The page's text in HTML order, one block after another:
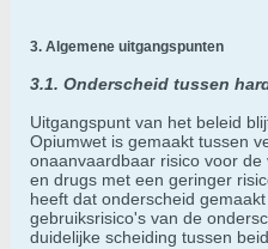
3. Algemene uitgangspunten
3.1. Onderscheid tussen
Uitgangspunt van het beleid
Opiumwet is gemaakt tussen
onaanvaardbaar risico voor
en drugs met een geringer
heeft dat onderscheid
gebruiksrisico's van de
duidelijke scheiding tussen